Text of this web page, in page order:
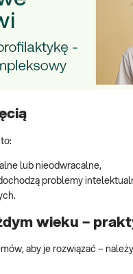
lub nieodwracalne,
problemy
wieku –
aby je rozwiązać –